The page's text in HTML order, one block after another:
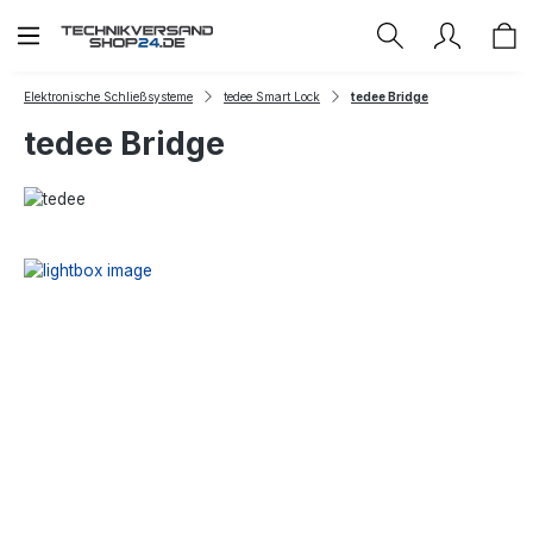
Zum Hauptinhalt springen
Elektronische Schließsysteme tedee Smart Lock tedee Bridge
tedee Bridge